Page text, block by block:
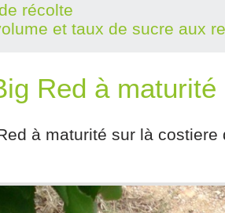
récolte
et taux de sucre aux
Red à maturité
à maturité sur là